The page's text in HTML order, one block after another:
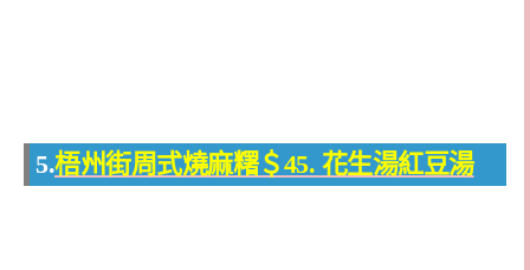
5.梧州街周式燒麻糬＄45. 花生湯紅豆湯